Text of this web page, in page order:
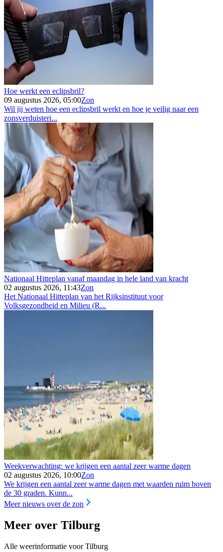
Hoe werkt een eclipsbril?
09 augustus 2026, 05:00Zon
Wil jij weten hoe een eclipsbril werkt en hoe je veilig naar een
zonsverduisteri...
Nationaal Hitteplan vanaf maandag in hele land van kracht
02 augustus 2026, 11:43Zon
Het Nationaal Hitteplan van het Rijksinstituut voor
Volksgezondheid en Milieu (R...
Weekverwachting: we krijgen een aantal zeer warme dagen
02 augustus 2026, 10:00Zon
We krijgen een aantal zeer warme dagen met waarden ruim boven
de 30 graden. Kunn...
Meer nieuws over de zon
Meer over Tilburg
Alle weerinformatie voor Tilburg